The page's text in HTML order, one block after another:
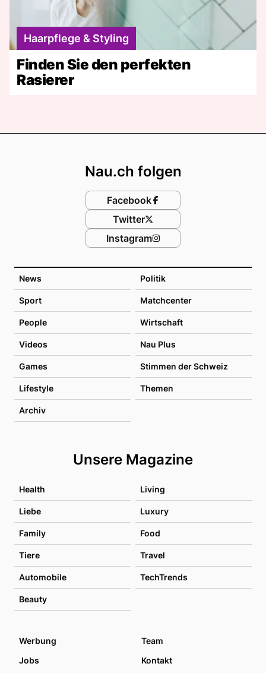
Haarpflege & Styling
Finden Sie den perfekten
Rasierer
News Politik
Sport Matchcenter
People Wirtschaft
Videos Nau Plus
Games Stimmen der Schweiz
Lifestyle Themen
Archiv
Unsere Magazine
Health Living
Liebe Luxury
Family Food
Tiere Travel
Automobile TechTrends
Beauty
Nau.ch folgen
Facebook
Twitter
Instagram
Werbung
Team
Jobs
Kontakt